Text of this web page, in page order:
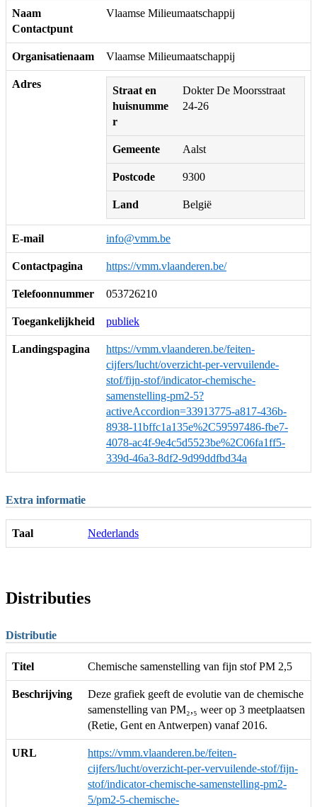
Naam
Contactpunt
Vlaamse Milieumaatschappij
Organisatienaam Vlaamse Milieumaatschappij
Adres
Straat en
huisnumme
r
Dokter De Moorsstraat
24-26
Gemeente Aalst
Postcode 9300
Land België
E-mail info@vmm.be
Contactpagina https://vmm.vlaanderen.be/
Telefoonnummer 053726210
Toegankelijkheid publiek
Landingspagina
https://vmm.vlaanderen.be/feiten-
cijfers/lucht/overzicht-per-vervuilende-
stof/fijn-stof/indicator-chemische-
samenstelling-pm2-5?
activeAccordion=33913775-a817-436b-
8938-11bffc1a135e%2C59597486-fbe7-
4078-ac4f-9e4c5d5523be%2C06fa1ff5-
339d-46a3-8df2-9d99ddfbd34a
Extra informatie
Taal Nederlands
Distributies
Distributie
Titel Chemische samenstelling van fijn stof PM 2,5
Beschrijving
Deze grafiek geeft de evolutie van de chemische
samenstelling van PM₂,₅ weer op 3 meetplaatsen
(Retie, Gent en Antwerpen) vanaf 2016.
URL
https://vmm.vlaanderen.be/feiten-
cijfers/lucht/overzicht-per-vervuilende-stof/fijn-
stof/indicator-chemische-samenstelling-pm2-
5/pm2-5-chemische-